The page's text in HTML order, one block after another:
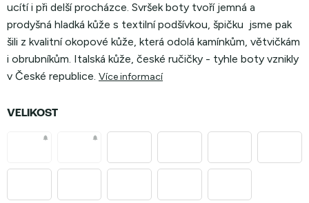
ucítí i při delší procházce. Svršek boty tvoří jemná a
prodyšná hladká kůže s textilní podšívkou, špičku jsme pak
šili z kvalitní okopové kůže, která odolá kamínkům, větvičkám
i obrubníkům. Italská kůže, české ručičky - tyhle boty vznikly
v České republice. Více informací
VELIKOST